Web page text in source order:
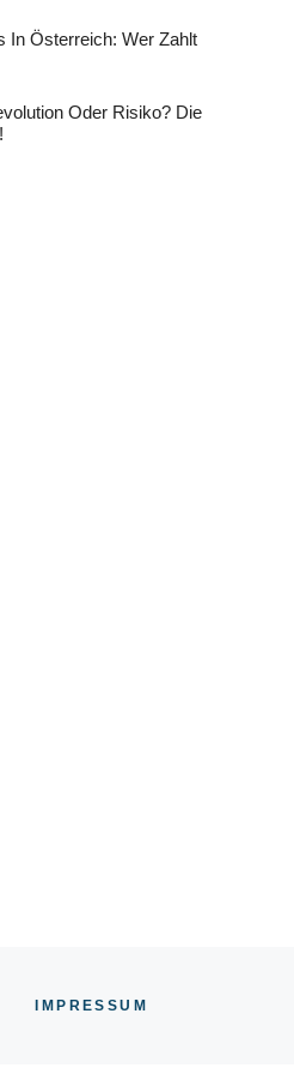
In Österreich: Wer Zahlt
Oder Risiko? Die
IMPRESSU M